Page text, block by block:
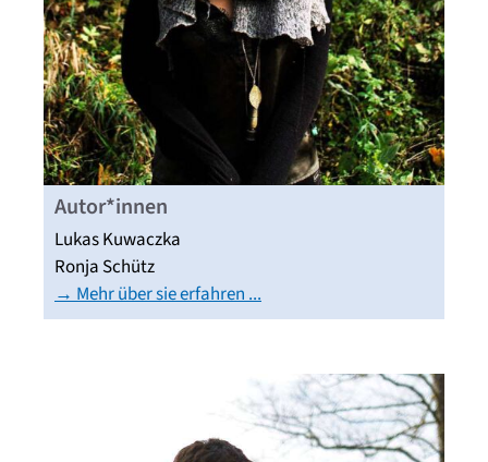
Autor*innen
Lukas Kuwaczka
Ronja Schütz
→ Mehr über sie erfahren ...